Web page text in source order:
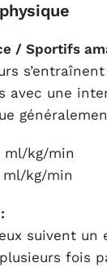
/ Sportifs
s’entraînent
avec une
ml/kg/min
ml/kg/min
suivent un
fois